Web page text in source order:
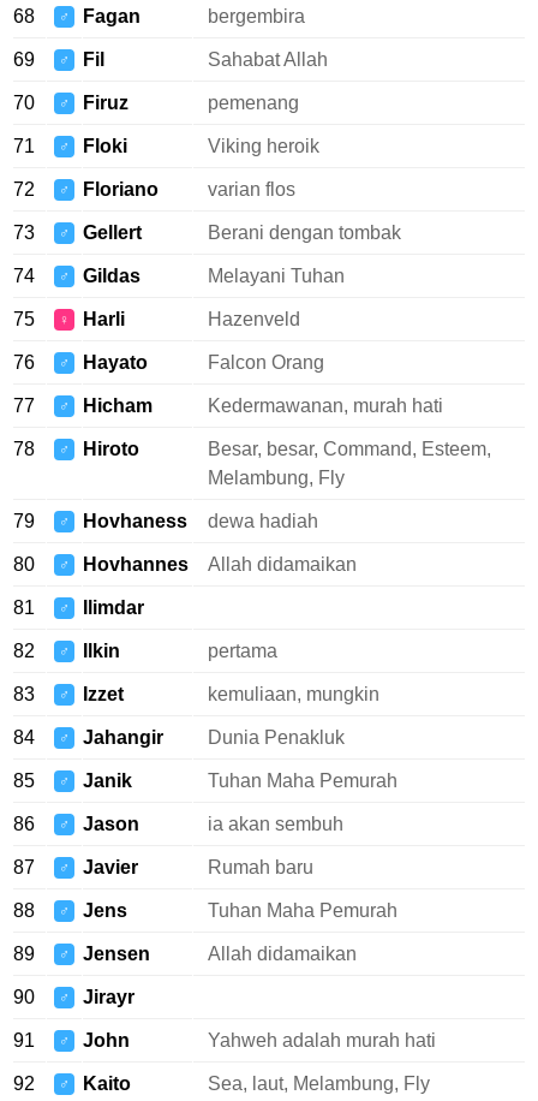
68 ♂ Fagan bergembira
69 ♂ Fil Sahabat Allah
70 ♂ Firuz pemenang
71 ♂ Floki Viking heroik
72 ♂ Floriano varian flos
73 ♂ Gellert Berani dengan tombak
74 ♂ Gildas Melayani Tuhan
75 ♀ Harli Hazenveld
76 ♂ Hayato Falcon Orang
77 ♂ Hicham Kedermawanan, murah hati
78 ♂ Hiroto
Besar, besar, Command, Esteem,
Melambung, Fly
79 ♂ Hovhaness dewa hadiah
80 ♂ Hovhannes Allah didamaikan
81 ♂ Ilimdar
82 ♂ Ilkin pertama
83 ♂ Izzet kemuliaan, mungkin
84 ♂ Jahangir Dunia Penakluk
85 ♂ Janik Tuhan Maha Pemurah
86 ♂ Jason ia akan sembuh
87 ♂ Javier Rumah baru
88 ♂ Jens Tuhan Maha Pemurah
89 ♂ Jensen Allah didamaikan
90 ♂ Jirayr
91 ♂ John Yahweh adalah murah hati
92 ♂ Kaito Sea, laut, Melambung, Fly